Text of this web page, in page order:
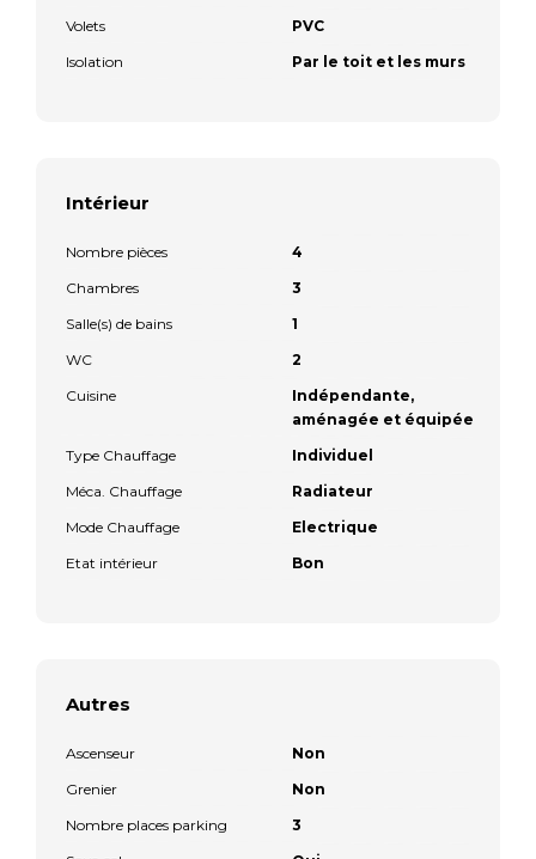
Volets
PVC
Isolation
Par le toit et les murs
Intérieur
Nombre pièces
4
Chambres
3
Salle(s) de bains
1
WC
2
Cuisine
Indépendante,
aménagée et équipée
Type Chauffage
Individuel
Méca. Chauffage
Radiateur
Mode Chauffage
Electrique
Etat intérieur
Bon
Autres
Ascenseur
Non
Grenier
Non
Nombre places parking
3